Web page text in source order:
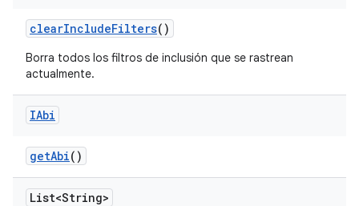
clearIncludeFilters()
Borra todos los filtros de inclusión que se rastrean
actualmente.
IAbi
getAbi()
List<String>